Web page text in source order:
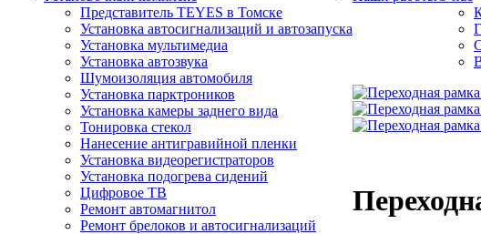
Представитель TEYES в Томске
Установка автосигнализаций и автозапуска
Установка мультимедиа
Установка автозвука
Шумоизоляция автомобиля
Установка парктроников
Установка камеры заднего вида
Тонировка стекол
Нанесение антигравийной пленки
Установка видеорегистраторов
Установка подогрева сидений
Цифровое ТВ
Ремонт автомагнитол
Ремонт брелоков и автосигнализаций